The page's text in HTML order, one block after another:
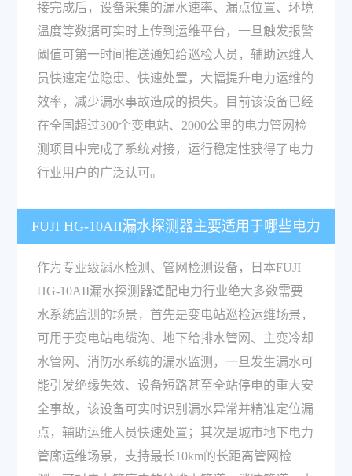
接完成后，设备采集的漏水速率、漏点位置、环境
温度等数据可实时上传到运维平台，一旦触发报警
阈值可第一时间推送通知给巡检人员，辅助运维人
员快速定位隐患、快速处置，大幅提升电力运维的
效率，减少漏水事故造成的损失。目前该设备已经
在全国超过300个变电站、2000公里的电力管网检
测项目中完成了系统对接，运行稳定性获得了电力
行业用户的广泛认可。
FUJI HG-10AII漏水探测器主要适用于哪些电力
行业应用场景？
作为专业级漏水检测、管网检测设备，日本FUJI
HG-10AII漏水探测器适配电力行业绝大多数需要
水系统监测的场景，首先是变电站巡检运维场景，
可用于变电站电缆沟、地下给排水管网、主变冷却
水管网、消防水系统的漏水监测，一旦发生漏水可
能引发绝缘失效、设备短路甚至全站停电的重大安
全事故，该设备可实时识别漏水异常并精准定位漏
点，辅助运维人员快速处置；其次是城市地下电力
管廊运维场景，支持最长10km的长距离管网检